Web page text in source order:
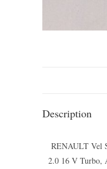
Description
RENAULT Vel
2.0 16 V Turbo,